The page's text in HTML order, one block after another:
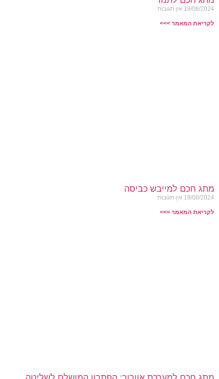
19/08/2024 אין תגובות
לקריאת המאמר >>>
מתג חכם למייבש כביסה
19/08/2024 אין תגובות
לקריאת המאמר >>>